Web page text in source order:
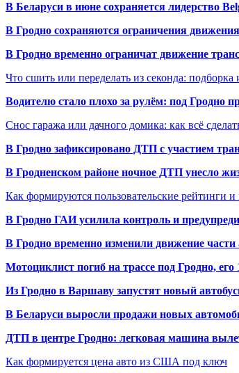
В Беларуси в июне сохраняется лидерство
В Гродно сохраняются ограничения
В Гродно временно ограничат движение
Что сшить или переделать из секонда:
Водителю стало плохо за рулём: под Гродно
Снос гаража или дачного домика: как всё
В Гродно зафиксировано ДТП с участием
В Гродненском районе ночное ДТП унесло
Как формируются пользовательские рейтинги
В Гродно ГАИ усилила контроль и
В Гродно временно изменили движение части
Мотоциклист погиб на трассе под Гродно,
Из Гродно в Варшаву запустят новый
В Беларуси выросли продажи новых
ДТП в центре Гродно: легковая машина
Как формируется цена авто из США под ключ